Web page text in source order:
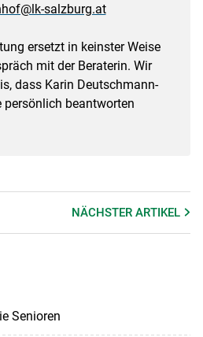
salzburg.at
ersetzt in keinster Weise
mit der Beraterin. Wir
dass Karin Deutschmann-
persönlich beantworten
NÄCHSTERARTIKEL
Senioren